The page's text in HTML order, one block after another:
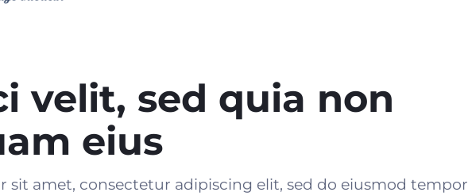
velit, sed quia non
eius
sit amet, consectetur adipiscing elit, sed do eiusmod tempor